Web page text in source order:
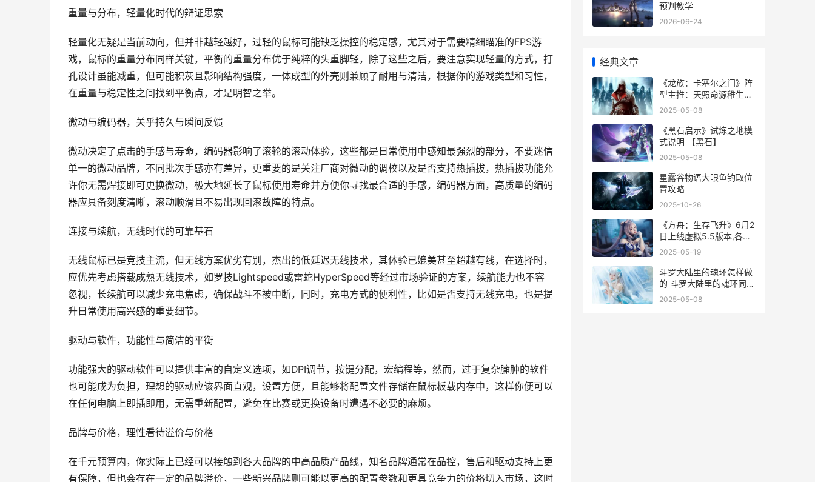
重量与分布，轻量化时代的辩证思索
轻量化无疑是当前动向，但并非越轻越好，过轻的鼠标可能缺乏操控的稳定感，尤其对于需要精细瞄准的FPS游
戏，鼠标的重量分布同样关键，平衡的重量分布优于纯粹的头重脚轻，除了这些之后，要注意实现轻量的方式，打
孔设计虽能减重，但可能积灰且影响结构强度，一体成型的外壳则兼顾了耐用与清洁，根据你的游戏类型和习性，
在重量与稳定性之间找到平衡点，才是明智之举。
微动与编码器，关乎持久与瞬间反馈
微动决定了点击的手感与寿命，编码器影响了滚轮的滚动体验，这些都是日常使用中感知最强烈的部分，不要迷信
单一的微动品牌，不同批次手感亦有差异，更重要的是关注厂商对微动的调校以及是否支持热插拔，热插拔功能允
许你无需焊接即可更换微动，极大地延长了鼠标使用寿命并方便你寻找最合适的手感，编码器方面，高质量的编码
器应具备刻度清晰，滚动顺滑且不易出现回滚故障的特点。
连接与续航，无线时代的可靠基石
无线鼠标已是竞技主流，但无线方案优劣有别，杰出的低延迟无线技术，其体验已媲美甚至超越有线，在选择时，
应优先考虑搭载成熟无线技术，如罗技Lightspeed或雷蛇HyperSpeed等经过市场验证的方案，续航能力也不容
忽视，长续航可以减少充电焦虑，确保战斗不被中断，同时，充电方式的便利性，比如是否支持无线充电，也是提
升日常使用高兴感的重要细节。
驱动与软件，功能性与简洁的平衡
功能强大的驱动软件可以提供丰富的自定义选项，如DPI调节，按键分配，宏编程等，然而，过于复杂臃肿的软件
也可能成为负担，理想的驱动应该界面直观，设置方便，且能够将配置文件存储在鼠标板载内存中，这样你便可以
在任何电脑上即插即用，无需重新配置，避免在比赛或更换设备时遭遇不必要的麻烦。
品牌与价格，理性看待溢价与价格
在千元预算内，你实际上已经可以接触到各大品牌的中高品质产品线，知名品牌通常在品控，售后和驱动支持上更
有保障，但也会存在一定的品牌溢价，一些新兴品牌则可能以更高的配置参数和更具竞争力的价格切入市场，这时
预判教学
2026-06-24
经典文章
《龙族：卡塞尔之门》阵
型主推：天照命源稚生配
队策略 龙族卡塞尔之门阵
2025-05-08
《黑石启示》试炼之地模
式说明 【黑石】
2025-05-08
星露谷物语大眼鱼钓取位
置攻略
2025-10-26
《方舟：生存飞升》6月2
日上线虚拟5.5版本,各类
方法同步更新 方舟生存飞
2025-05-19
斗罗大陆里的魂环怎样做
的 斗罗大陆里的魂环同享
斗罗大陆里的魂技有哪些
2025-05-08